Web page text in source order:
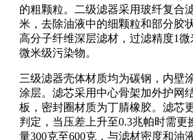
的粗颗粒。二级滤器采用玻纤复合
米，去除油液中的细颗粒和部分胶
高分子纤维深层滤材，过滤精度1
微米级污染物。
三级滤器壳体材质均为碳钢，内壁
涂层。滤芯采用中心骨架加外护网
板，密封圈材质为丁腈橡胶。滤芯
判定，当压差上升至0.3兆帕时需更
量300克至600克，与滤材密度和油